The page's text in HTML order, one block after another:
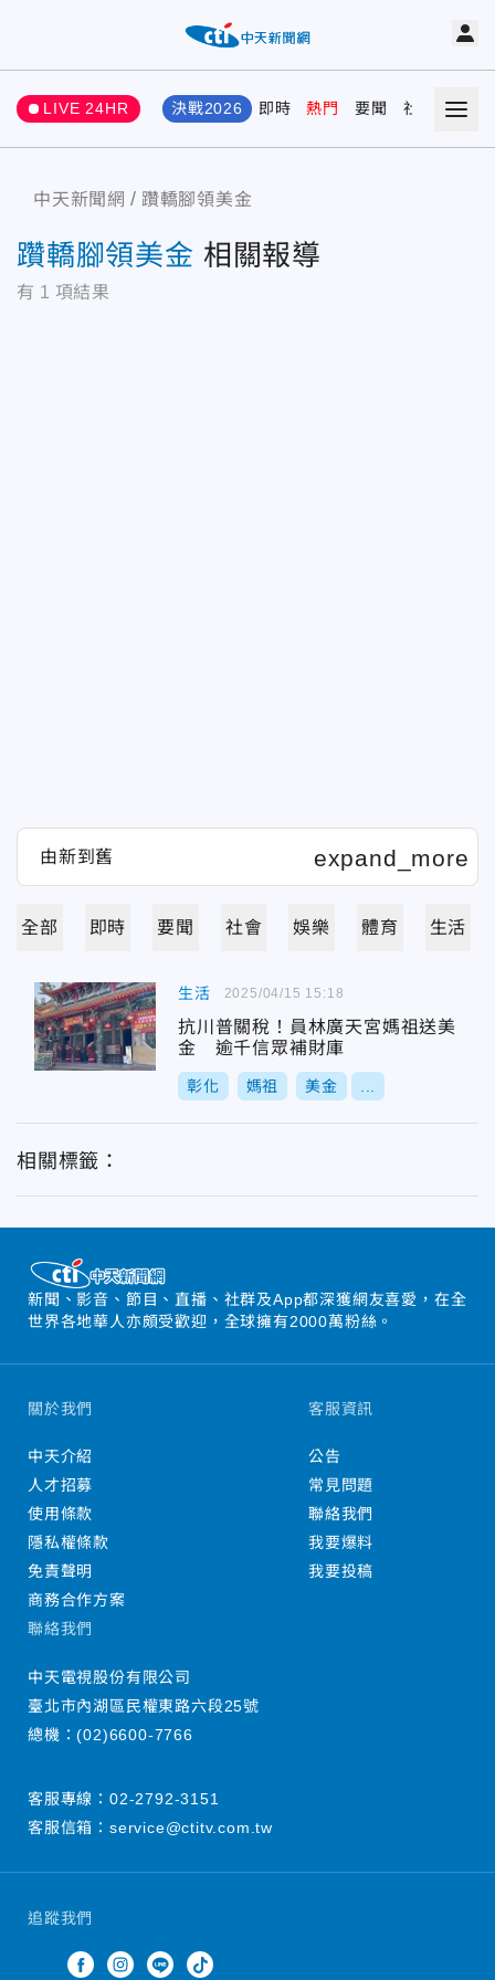
LIVE 24HR 決戰2026 即時 熱門 要聞 社會 娛樂
中天新聞網 躦轎腳領美金
躦轎腳領美金 相關報導
有 1 項結果
全部 即時 要聞 社會 娛樂 體育 生活
生活
抗川普關稅！員林廣天宮媽祖送美
金 逾千信眾補財庫
彰化 媽祖 美金
2025/04/15 15:18
相關標籤：
新聞、影音、節目、直播、社群及App都深獲網友喜愛，在全
世界各地華人亦頗受歡迎，全球擁有2000萬粉絲。
追蹤我們
關於我們
中天介紹
人才招募
使用條款
隱私權條款
免責聲明
商務合作方案
客服資訊
公告
常見問題
聯絡我們
我要爆料
我要投稿
聯絡我們
中天電視股份有限公司
臺北市內湖區民權東路六段25號
總機：(02)6600-7766
客服專線： 02-2792-3151
客服信箱： service@ctitv.com.tw